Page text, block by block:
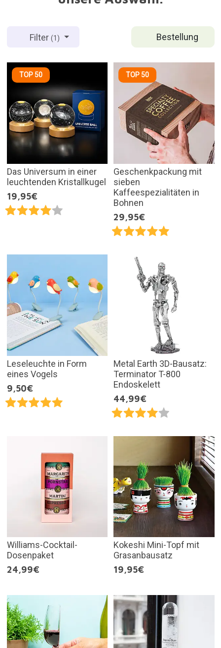
Bestellung
Filter(1)
TOP 50
Das Universum in einer
leuchtenden Kristallkugel
19,95€
TOP 50
Geschenkpackung mit
sieben
Kaffeespezialitäten in
Bohnen
29,95€
Leseleuchte in Form
eines Vogels
9,50€
Metal Earth 3D-Bausatz:
Terminator T-800
Endoskelett
44,99€
Williams-Cocktail-
Dosenpaket
24,99€
Kokeshi Mini-Topf mit
Grasanbausatz
19,95€